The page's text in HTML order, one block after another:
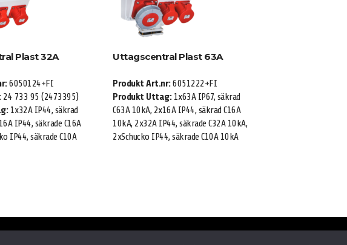
Plast 32A
6050124+FI
24 733 95 (2473395)
1x32A IP44, säkrad
IP44, säkrade C16A
IP44, säkrade C10A
Uttagscentral Plast 63A
Produkt Art.nr:6051222+FI
Produkt Uttag:1x63A IP67, säkrad
C63A 10kA, 2x16A IP44, säkrad C16A
10kA, 2x32A IP44, säkrade C32A 10kA,
2xSchucko IP44, säkrade C10A 10kA